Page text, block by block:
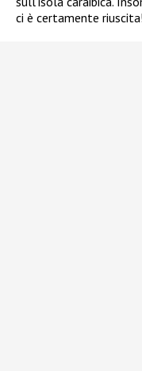
ci è certamente riuscita!